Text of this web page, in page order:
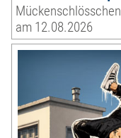
Mückenschlösschen
am 12.08.2026